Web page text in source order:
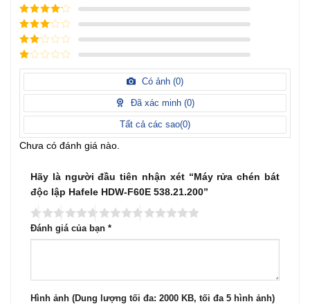
5/ 5 điểm
4/ 5
điểm
3/ 5
điểm
2/
điểm
1
điểm
Có ảnh (0)
Đã xác minh (0)
Tất cả các sao(0)
Chưa có đánh giá nào.
Hãy là người đầu tiên nhận xét “Máy rửa chén bát
độc lập Hafele HDW-F60E 538.21.200”
Đánh giá của bạn *
Hình ảnh (Dung lượng tối đa: 2000 KB, tối đa 5 hình ảnh)